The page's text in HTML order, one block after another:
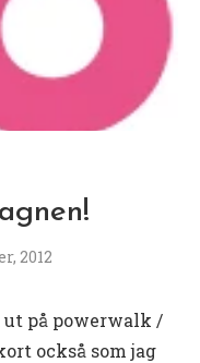
2012
på powerwalk /
också som jag